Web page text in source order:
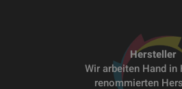
Hersteller
Wir arbeiten Hand in
renommierten